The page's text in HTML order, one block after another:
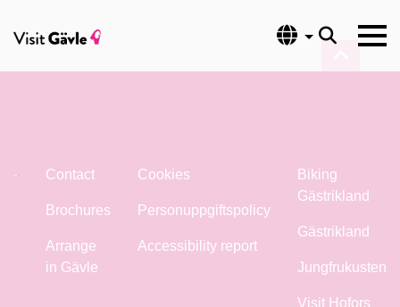
Language
Contact
Brochures
Arrange
in Gävle
Cookies
Personuppgiftspolicy
Accessibility report
Biking
Gästrikland
Gästrikland
Jungfrukusten
Visit Hofors